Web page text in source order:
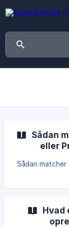
Sådan
eller
Sådan
Hvad